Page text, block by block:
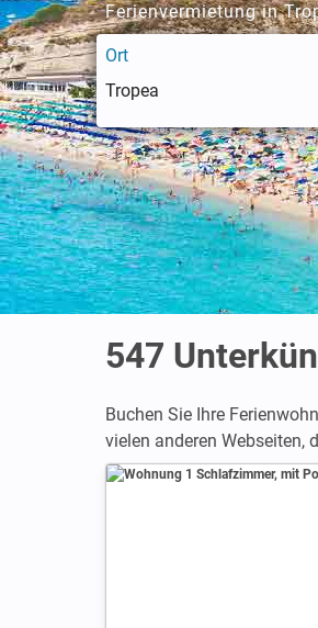
Ferienvermietung in
Ort
547
Buchen Sie Ihre
vielen anderen Webseiten,